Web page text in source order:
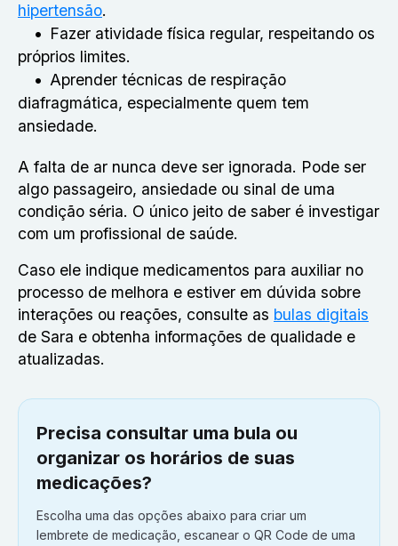
hipertensão.
Fazer atividade física regular, respeitando os
próprios limites.
Aprender técnicas de respiração
diafragmática, especialmente quem tem
ansiedade.
A falta de ar nunca deve ser ignorada. Pode ser
algo passageiro, ansiedade ou sinal de uma
condição séria. O único jeito de saber é investigar
com um profissional de saúde.
Caso ele indique medicamentos para auxiliar no
processo de melhora e estiver em dúvida sobre
interações ou reações, consulte as bulas digitais
de Sara e obtenha informações de qualidade e
atualizadas.
Precisa consultar uma bula ou
organizar os horários de suas
medicações?
Escolha uma das opções abaixo para criar um
lembrete de medicação, escanear o QR Code de uma